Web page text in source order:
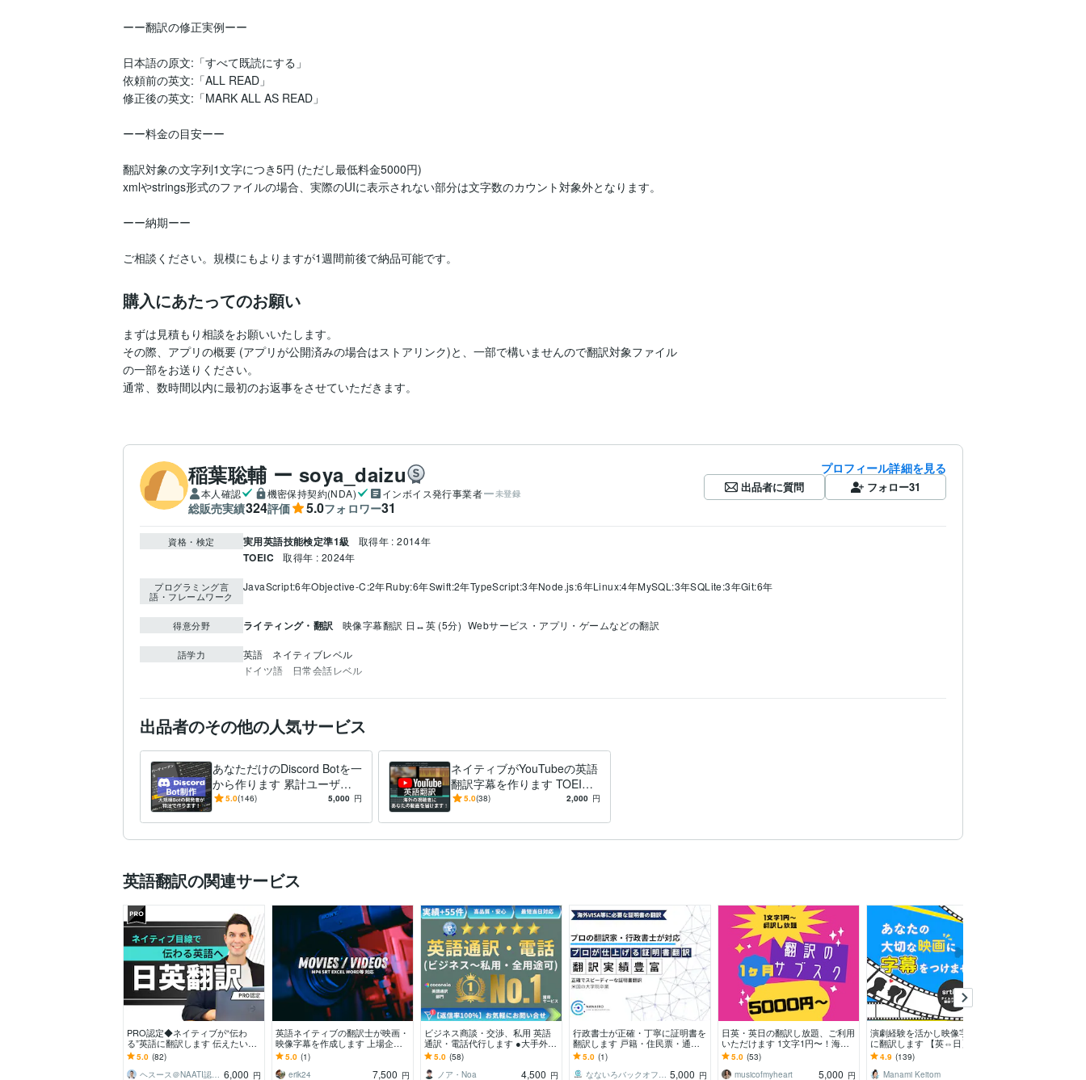
ーー翻訳の修正実例ーー
日本語の原文:「すべて既読にする」
依頼前の英文:「ALL READ」
修正後の英文:「MARK ALL AS READ」
ーー料金の目安ーー
翻訳対象の文字列1文字につき5円 (ただし最低料金5000円)
xmlやstrings形式のファイルの場合、実際のUIに表示されない部分は文字数のカウント対象外となります。
ーー納期ーー
ご相談ください。規模にもよりますが1週間前後で納品可能です。
購入にあたってのお願い
まずは見積もり相談をお願いいたします。
その際、アプリの概要 (アプリが公開済みの場合はストアリンク)と、一部で構いませんので翻訳対象ファイル
の一部をお送りください。
通常、数時間以内に最初のお返事をさせていただきます。
稲葉聡輔 ー soya_daizu
本人確認 機密保持契約(NDA) インボイス発行事業者 未登録
総販売実績324評価 5.0フォロワー31
プロフィール詳細を見る
出品者に質問 フォロー31
資格・検定 実用英語技能検定準1級 取得年 : 2014年
TOEIC 取得年 : 2024年
プログラミング言
語・フレームワーク
JavaScript:6年Objective-C:2年Ruby:6年Swift:2年TypeScript:3年Node.js:6年Linux:4年MySQL:3年SQLite:3年Git:6年
得意分野 ライティング・翻訳 映像字幕翻訳 日↔英 (5分) Webサービス・アプリ・ゲームなどの翻訳
語学力 英語
ネイティブレベル
ドイツ語
日常会話レベル
出品者のその他の人気サービス
あなただけのDiscord Botを一
から作ります 累計ユーザー
数4万人超の認証済Bot開発者
5.0(146) 5,000 円
ネイティブがYouTubeの英語
翻訳字幕を作ります TOEIC9
55点/実績200本超/NHK放映
5.0(38) 2,000 円
英語翻訳の関連サービス
PRO認定◆ネイティブが“伝わ
る”英語に翻訳します 伝えたいニ
ュアンスを、“違和感ゼロ”の英語
で。
5.0 (82)
ヘスース＠NAATI認定翻訳者 6,000 円
英語ネイティブの翻訳士が映画・
映像字幕を作成します 上場企
業・官公庁・万博関連・映画・Yo
uTube等 実績多数
5.0 (1)
erik24
7,500 円
ビジネス商談・交渉、私用 英語
通訳・電話代行します ●大手外資
系勤務・アメリカ在住経験11年の
プロがサポート●
5.0 (58)
ノア・Noa
4,500 円
行政書士が正確・丁寧に証明書を
翻訳します 戸籍・住民票・通帳
など、証明書の翻訳に対応
5.0 (1)
なないろバックオフィス 5,000 円
日英・英日の翻訳し放題、ご利用
いただけます 1文字1円〜！海外
とのビジネスメールのやりとりに
おすすめ！
5.0 (53)
musicofmyheart
5,000 円
演劇経験を活かし映像字幕を丁寧
に翻訳します 【英⇔日】セリフ
の間や感情を大切に字幕を制作し
ます
4.9 (139)
Manami Keitom